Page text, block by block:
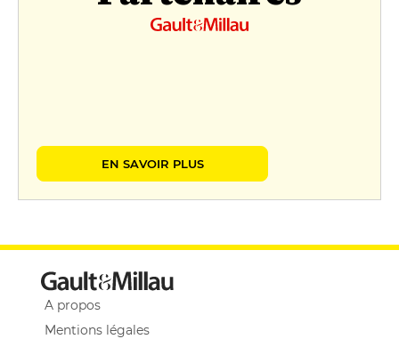
EN SAVOIR PLUS
A propos
Mentions légales